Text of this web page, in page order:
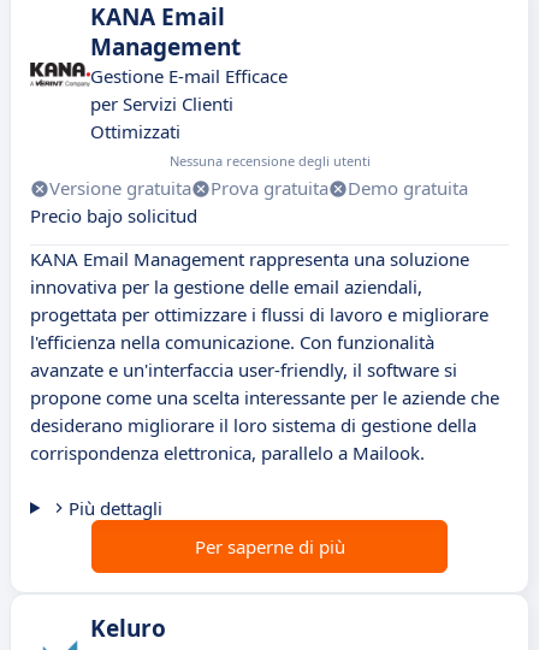
KANA Email
Management
Gestione E-mail Efficace
per Servizi Clienti
Ottimizzati
Nessuna recensione degli utenti
Versione gratuita Prova gratuita
Demo gratuita
Precio bajo solicitud
KANA Email Management rappresenta una soluzione
innovativa per la gestione delle email aziendali,
progettata per ottimizzare i flussi di lavoro e migliorare
l'efficienza nella comunicazione. Con funzionalità
avanzate e un'interfaccia user-friendly, il software si
propone come una scelta interessante per le aziende che
desiderano migliorare il loro sistema di gestione della
corrispondenza elettronica, parallelo a Mailook.
Più dettagli
Per saperne di più
Keluro